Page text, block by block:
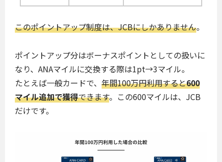
このポイントアップ制度は、JCBにしかありません。
ポイントアップ分はボーナスポイントとしての扱いに
なり、ANAマイルに交換する際は1pt→3マイル。
たとえば一般カードで、 年間100万円利用すると600
マイル追加で獲得できます。この600マイルは、JCB
だけです。